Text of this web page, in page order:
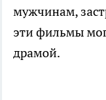
мужчинам,
эти фильмы
драмой.